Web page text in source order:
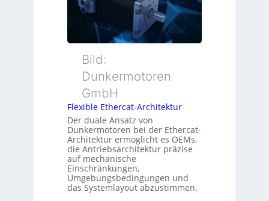
c
h
g
e
u
u
n
d
Z
u
s
t
t
e
y
s
o
r
g
t
f
ü
r
Bild:
Dunkermotoren
GmbH
Flexible Ethercat-Architektur
Der duale Ansatz von
Dunkermotoren bei der Ethercat-
Architektur ermöglicht es OEMs,
die Antriebsarchitektur präzise
auf mechanische
Einschränkungen,
Umgebungsbedingungen und
das Systemlayout abzustimmen.